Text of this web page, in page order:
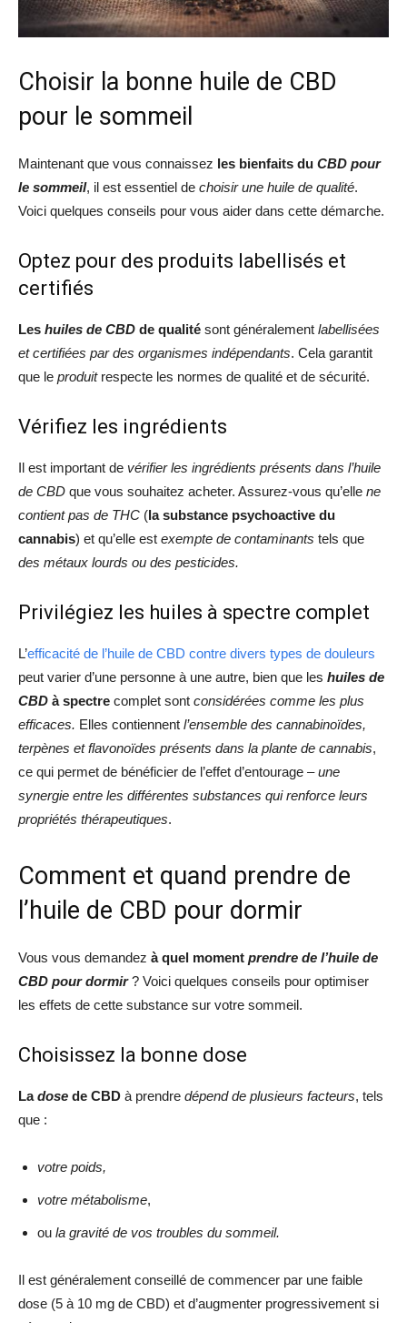
Choisir la bonne huile de CBD
pour le sommeil
Maintenant que vous connaissez les bienfaits du CBD pour
le sommeil, il est essentiel de choisir une huile de qualité.
Voici quelques conseils pour vous aider dans cette démarche.
Optez pour des produits labellisés et
certifiés
Les huiles de CBD de qualité sont généralement labellisées
et certifiées par des organismes indépendants. Cela garantit
que le produitrespecte les normes de qualité et de sécurité.
Vérifiez les ingrédients
Il est important de vérifier les ingrédients présents dans l’huile
de CBD que vous souhaitez acheter. Assurez-vous qu’elle ne
contient pas de THC (la substance psychoactive du
cannabis) et qu’elle est exempte de contaminants tels que
des métaux lourds ou des pesticides.
Privilégiez les huiles à spectre complet
L’efficacité de l’huile de CBD contre divers types de douleurs
peut varier d’une personne à une autre, bien que les huiles de
CBD à spectre complet sont considérées comme les plus
efficaces. Elles contiennent l’ensemble des cannabinoïdes,
terpènes et flavonoïdes présents dans la plante de cannabis,
ce qui permet de bénéficier de l’effet d’entourage –une
synergie entre les différentes substances qui renforce leurs
propriétés thérapeutiques.
Comment et quand prendre de
l’huile de CBD pour dormir
Vous vous demandez à quel moment prendre de l’huile de
CBD pour dormir? Voici quelques conseils pour optimiser
les effets de cette substance sur votre sommeil.
Choisissez la bonne dose
Ladose de CBD à prendre dépend de plusieurs facteurs, tels
que :
votre poids,
votre métabolisme,
ou la gravité de vos troubles du sommeil.
Il est généralement conseillé de commencer par une faible
dose (5 à 10 mg de CBD) et d’augmenter progressivement si